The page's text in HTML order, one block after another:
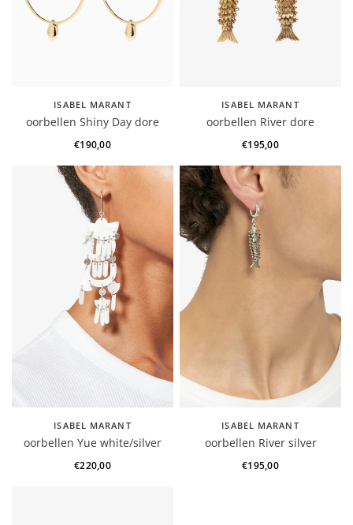
ISABEL MARANT
oorbellen Shiny Day dore
€190,00
ISABEL MARANT
oorbellen River dore
€195,00
ISABEL MARANT
oorbellen Yue white/silver
€220,00
ISABEL MARANT
oorbellen River silver
€195,00